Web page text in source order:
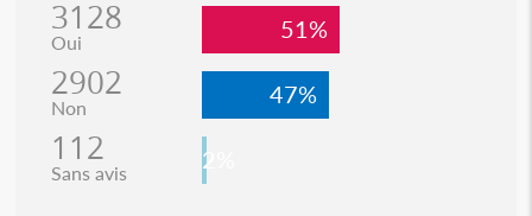
3128
Oui 51%
2902
Non 47%
112
Sans avis 2%